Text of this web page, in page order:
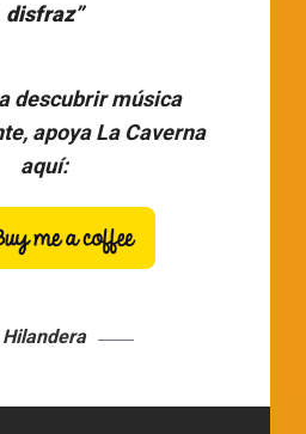
disfraz”
descubrir música
apoya La Caverna
aquí:
Hilandera